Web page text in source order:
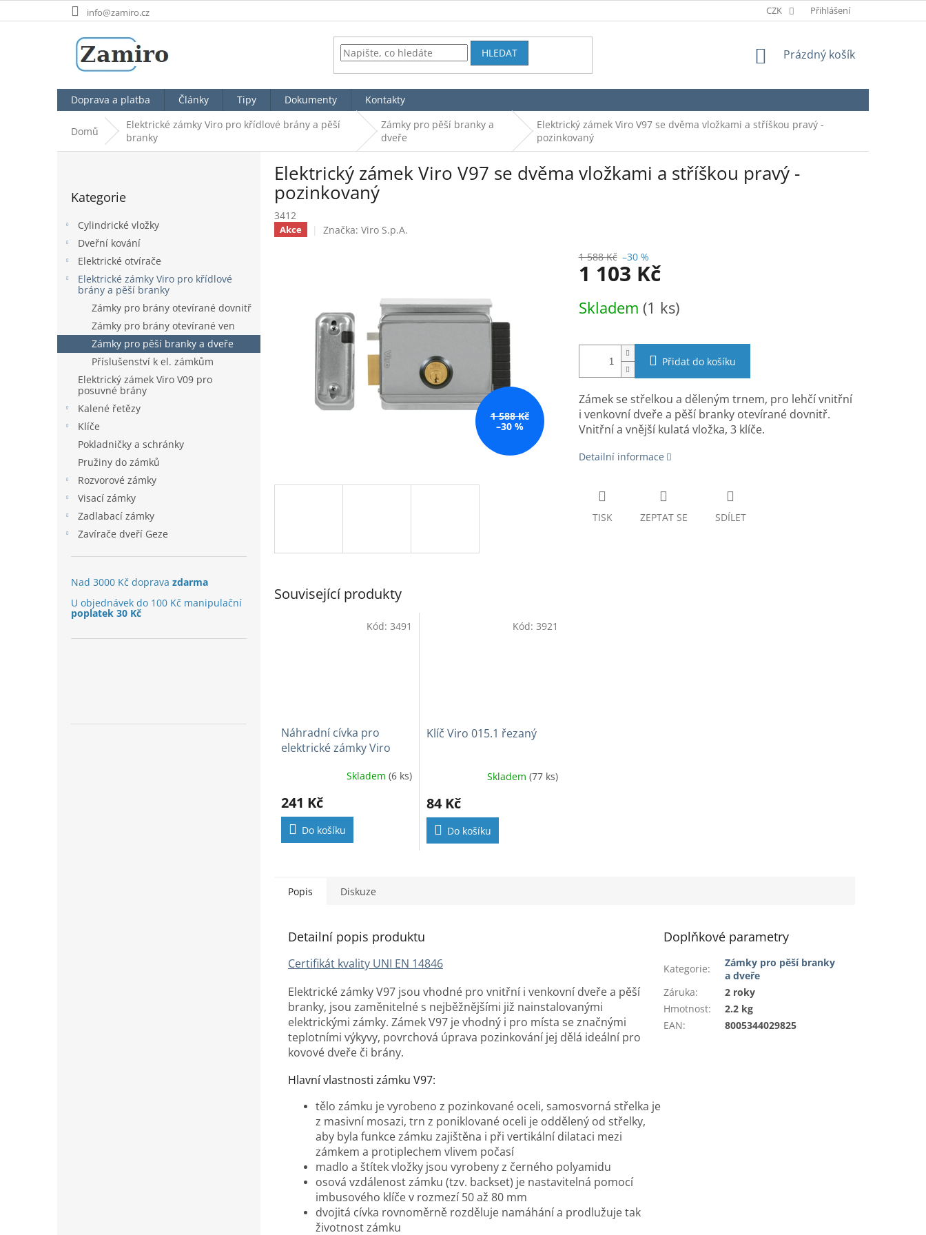
na
info@zamiro.cz CZK Přihlášení
HLEDAT
NÁKUPNÍ
Prázdný košík
Doprava a platba Články Tipy Dokumenty Kontakty
Domů
Elektrické zámky Viro pro křídlové brány a pěší
branky
Zámky pro pěší branky a
dveře
Elektrický zámek Viro V97 se dvěma vložkami a stříškou pravý -
pozinkovaný
e
l
kategorie
Kategorie
Cylindrické vložky
Dveřní kování
Elektrické otvírače
Elektrické zámky Viro pro křídlové
brány a pěší branky
Zámky pro brány otevírané dovnitř
Zámky pro brány otevírané ven
Zámky pro pěší branky a dveře
Příslušenství k el. zámkům
Elektrický zámek Viro V09 pro
posuvné brány
Kalené řetězy
Klíče
Pokladničky a schránky
Pružiny do zámků
Rozvorové zámky
Visací zámky
Zadlabací zámky
Zavírače dveří Geze
Nad 3000 Kč doprava zdarma
U objednávek do 100 Kč manipulační
poplatek 30 Kč
Elektrický zámek Viro V97 se dvěma vložkami a stříškou pravý -
pozinkovaný
3412
Akce Značka: Viro S.p.A.
1 588 Kč
–30 %
1 588 Kč –30 %
1 103 Kč
cena:
Skladem (1 ks)
Přidat do košíku
Zámek se střelkou a děleným trnem, pro lehčí vnitřní
i venkovní dveře a pěší branky otevírané dovnitř.
Vnitřní a vnější kulatá vložka, 3 klíče.
Detailní informace
TISK ZEPTAT SE SDÍLET
Související produkty
Náhradní cívka pro
elektrické zámky Viro
Skladem (6 ks)
241 Kč
Do košíku
Kód: 3491
Klíč Viro 015.1 řezaný
Skladem (77 ks)
84 Kč
Do košíku
Kód: 3921
Popis Diskuze
Detailní popis produktu
Certifikát kvality UNI EN 14846
Elektrické zámky V97 jsou vhodné pro vnitřní i venkovní dveře a pěší
branky, jsou zaměnitelné s nejběžnějšími již nainstalovanými
elektrickými zámky. Zámek V97 je vhodný i pro místa se značnými
teplotními výkyvy, povrchová úprava pozinkování jej dělá ideální pro
kovové dveře či brány.
Hlavní vlastnosti zámku V97:
tělo zámku je vyrobeno z pozinkované oceli, samosvorná střelka je
z masivní mosazi, trn z poniklované oceli je oddělený od střelky,
aby byla funkce zámku zajištěna i při vertikální dilataci mezi
zámkem a protiplechem vlivem počasí
madlo a štítek vložky jsou vyrobeny z černého polyamidu
osová vzdálenost zámku (tzv. backset) je nastavitelná pomocí
imbusového klíče v rozmezí 50 až 80 mm
dvojitá cívka rovnoměrně rozděluje namáhání a prodlužuje tak
životnost zámku
Doplňkové parametry
Kategorie:
Zámky pro pěší branky
a dveře
Záruka:
2 roky
Hmotnost:
2.2 kg
EAN: 8005344029825